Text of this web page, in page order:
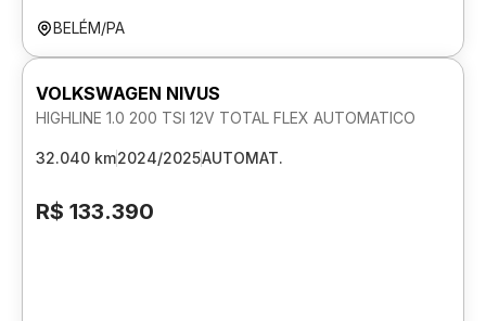
BELÉM/PA
VOLKSWAGEN NIVUS
HIGHLINE 1.0 200 TSI 12V TOTAL FLEX AUTOMATICO
32.040 km2024/2025AUTOMAT.
R$ 133.390